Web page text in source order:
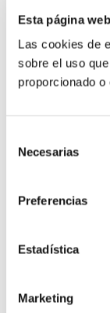
Esta página
Las cookies de
sobre el uso
proporcionado
Necesarias
Preferencias
Estadística
Marketing